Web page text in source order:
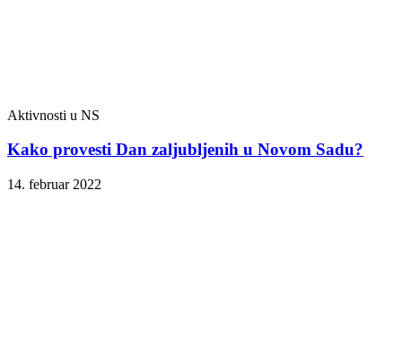
Aktivnosti u NS
Kako provesti Dan zaljubljenih u Novom Sadu?
14. februar 2022